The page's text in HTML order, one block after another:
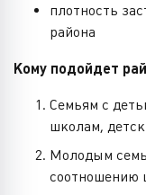
плотность
района
Кому подойдет
Семьям с
школам,
Молодым
соотношению